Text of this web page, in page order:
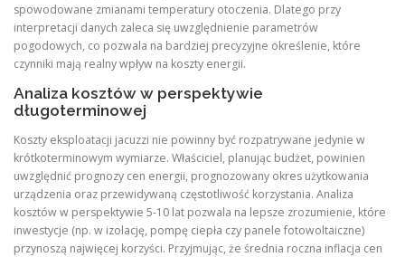
spowodowane zmianami temperatury otoczenia. Dlatego przy
interpretacji danych zaleca się uwzględnienie parametrów
pogodowych, co pozwala na bardziej precyzyjne określenie, które
czynniki mają realny wpływ na koszty energii.
Analiza kosztów w perspektywie
długoterminowej
Koszty eksploatacji jacuzzi nie powinny być rozpatrywane jedynie w
krótkoterminowym wymiarze. Właściciel, planując budżet, powinien
uwzględnić prognozy cen energii, prognozowany okres użytkowania
urządzenia oraz przewidywaną częstotliwość korzystania. Analiza
kosztów w perspektywie 5‑10 lat pozwala na lepsze zrozumienie, które
inwestycje (np. w izolację, pompę ciepła czy panele fotowoltaiczne)
przynoszą najwięcej korzyści. Przyjmując, że średnia roczna inflacja cen